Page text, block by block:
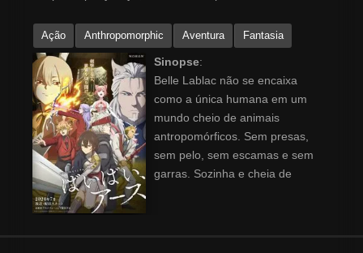
Ação Anthropomorphic Aventura Fantasia
Sinopse:
Belle Lablac não se encaixa
como a única humana em um
mundo cheio de animais
antropomórficos. Sem presas,
sem pelo, sem escamas e sem
garras. Sozinha e cheia de